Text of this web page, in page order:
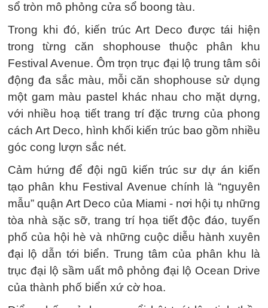
sổ tròn mô phỏng cửa sổ boong tàu.
Trong khi đó, kiến trúc Art Deco được tái hiện
trong từng căn shophouse thuộc phân khu
Festival Avenue. Ôm trọn trục đại lộ trung tâm sôi
động đa sắc màu, mỗi căn shophouse sử dụng
một gam màu pastel khác nhau cho mặt dựng,
với nhiều hoạ tiết trang trí đặc trưng của phong
cách Art Deco, hình khối kiến trúc bao gồm nhiều
góc cong lượn sắc nét.
Cảm hứng để đội ngũ kiến trúc sư dự án kiến
tạo phân khu Festival Avenue chính là “nguyên
mẫu” quận Art Deco của Miami - nơi hội tụ những
tòa nhà sặc sỡ, trang trí họa tiết độc đáo, tuyến
phố của hội hè và những cuộc diễu hành xuyên
đại lộ dẫn tới biển. Trung tâm của phân khu là
trục đại lộ sầm uất mô phỏng đại lộ Ocean Drive
của thành phố biển xứ cờ hoa.